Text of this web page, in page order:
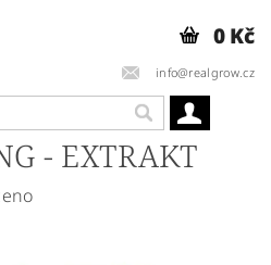
info@realgrow.cz
0 Kč
- EXTRAKT